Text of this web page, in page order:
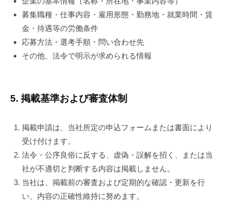
募集職種・仕事内容・雇用形態・勤務地・就業時間・賃
金・待遇等の労働条件
応募方法・選考手順・問い合わせ先
その他、法令で明示が求められる情報
5. 掲載基準および審査体制
掲載申請は、当社所定の申込フォームまたは書面により
受け付けます。
法令・公序良俗に反する、虚偽・誤解を招く、または当
社が不適切と判断する内容は掲載しません。
当社は、掲載前の審査および定期的な確認・更新を行
い、内容の正確性維持に努めます。